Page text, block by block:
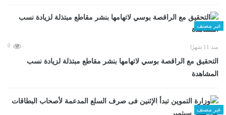
غير مصنف
منذ 11 شهرًا 0
التحقيق مع الراقصة بوسي لاتهامها بنشر مقاطع مبتذلة لزيادة نسب
المشاهدة
غير مصنف